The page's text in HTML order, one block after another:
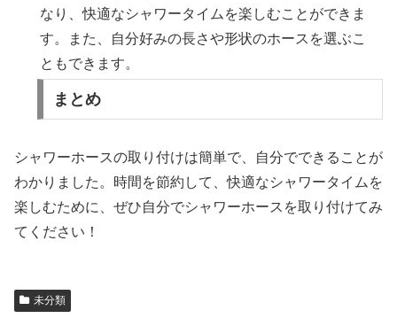
なり、快適なシャワータイムを楽しむことができま
す。また、自分好みの長さや形状のホースを選ぶこ
ともできます。
まとめ
シャワーホースの取り付けは簡単で、自分でできることが
わかりました。時間を節約して、快適なシャワータイムを
楽しむために、ぜひ自分でシャワーホースを取り付けてみ
てください！
未分類